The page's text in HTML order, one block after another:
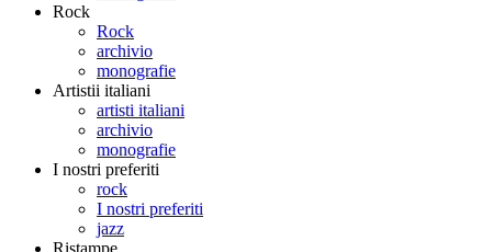
Rock
Rock
archivio
monografie
Artistii italiani
artisti italiani
archivio
monografie
I nostri preferiti
rock
I nostri preferiti
jazz
Ristampe